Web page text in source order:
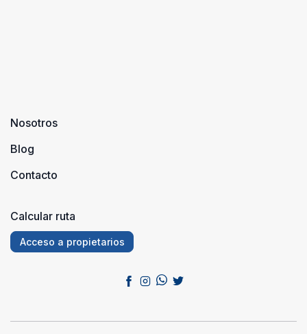
Nosotros
Blog
Contacto
Calcular ruta
Acceso a propietarios